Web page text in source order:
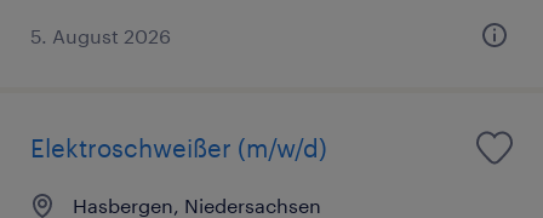
5. August 2026
Elektroschweißer (m/w/d)
Hasbergen, Niedersachsen